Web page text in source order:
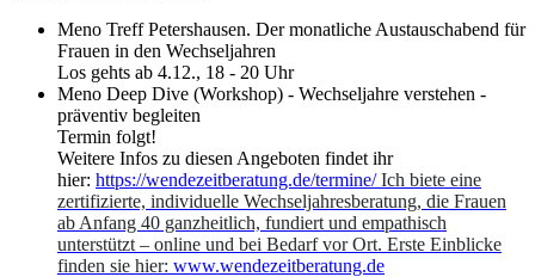
Meno Treff Petershausen. Der monatliche Austauschabend für
Frauen in den Wechseljahren
Los gehts ab 4.12., 18 - 20 Uhr
Meno Deep Dive (Workshop) - Wechseljahre verstehen -
präventiv begleiten
Termin folgt!
Weitere Infos zu diesen Angeboten findet ihr
hier: https://wendezeitberatung.de/termine/Ich biete eine
zertifizierte, individuelle Wechseljahresberatung, die Frauen
ab Anfang 40 ganzheitlich, fundiert und empathisch
unterstützt – online und bei Bedarf vor Ort. Erste Einblicke
finden sie hier: www.wendezeitberatung.de